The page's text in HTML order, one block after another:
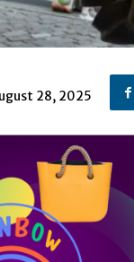
28, 2025